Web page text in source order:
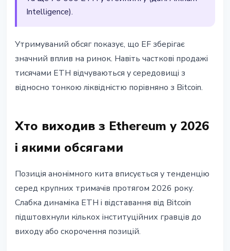
Intelligence).
Утримуваний обсяг показує, що EF зберігає
значний вплив на ринок. Навіть часткові продажі
тисячами ETH відчуваються у середовищі з
відносно тонкою ліквідністю порівняно з Bitcoin.
Хто виходив з Ethereum у 2026
і якими обсягами
Позиція анонімного кита вписується у тенденцію
серед крупних тримачів протягом 2026 року.
Слабка динаміка ETH і відставання від Bitcoin
підштовхнули кількох інституційних гравців до
виходу або скорочення позицій.